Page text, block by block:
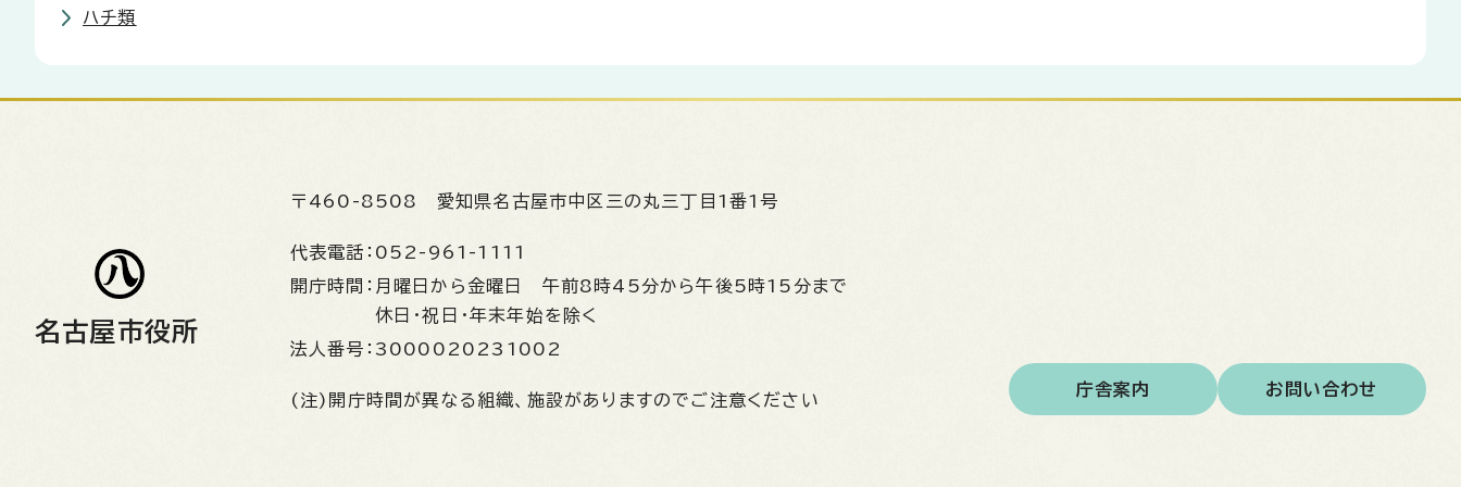
ハチ類
名古屋市役所
〒460-8508 愛知県名古屋市中区三の丸三丁目1番1号
代表電話： 052-961-1111
開庁時間： 月曜日から金曜日 午前8時45分から午後5時15分まで
休日・祝日・年末年始を除く
法人番号： 3000020231002
(注)開庁時間が異なる組織、施設がありますのでご注意ください
庁舎案内 お問い合わせ